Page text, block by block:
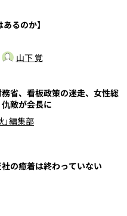
るのか】
山下 覚
省、看板政策の迷走、女性総
敵が会長に
」編集部
の癒着は終わっていない